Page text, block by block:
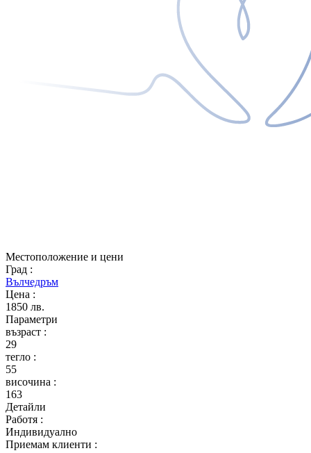
Местоположение и цени
Град :
Вълчедръм
Цена :
1850 лв.
Параметри
възраст :
29
тегло :
55
височина :
163
Детайли
Работя :
Индивидуално
Приемам клиенти :